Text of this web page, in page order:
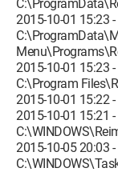
2015-10-01 15:23
2015-10-01 15:23
C:\Program
2015-10-01 15:22
2015-10-01 15:21 -
2015-10-05 20:03 -